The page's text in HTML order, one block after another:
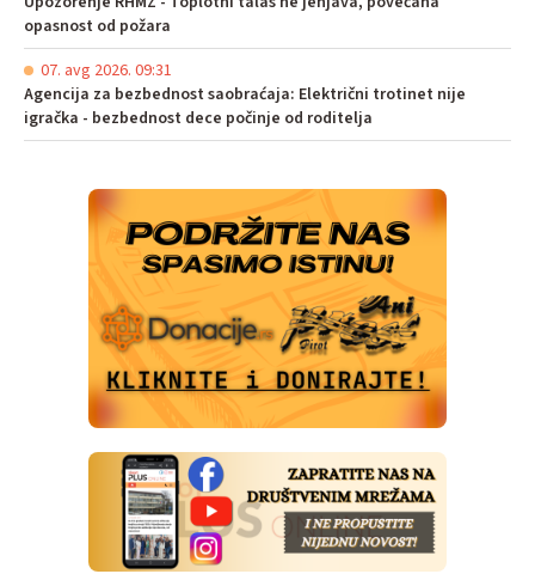
opasnost od požara
07. avg 2026. 09:31
Agencija za bezbednost saobraćaja: Električni trotinet nije
igračka - bezbednost dece počinje od roditelja